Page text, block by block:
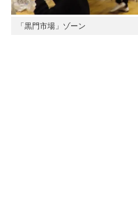
「黒門市場」ゾーン